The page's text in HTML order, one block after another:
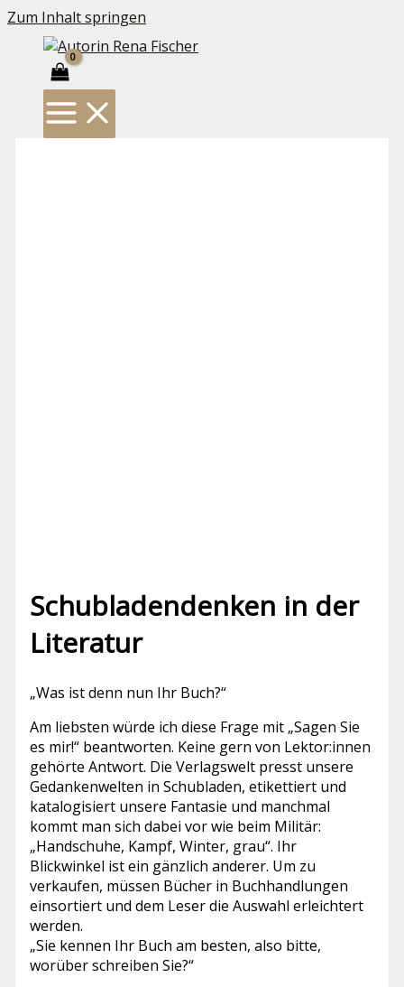
Zum Inhalt springen
Schubladendenken in der
Literatur
„Was ist denn nun Ihr Buch?“
Am liebsten würde ich diese Frage mit „Sagen Sie
es mir!“ beantworten. Keine gern von Lektor:innen
gehörte Antwort. Die Verlagswelt presst unsere
Gedankenwelten in Schubladen, etikettiert und
katalogisiert unsere Fantasie und manchmal
kommt man sich dabei vor wie beim Militär:
„Handschuhe, Kampf, Winter, grau“. Ihr
Blickwinkel ist ein gänzlich anderer. Um zu
verkaufen, müssen Bücher in Buchhandlungen
einsortiert und dem Leser die Auswahl erleichtert
werden.
„Sie kennen Ihr Buch am besten, also bitte,
worüber schreiben Sie?“